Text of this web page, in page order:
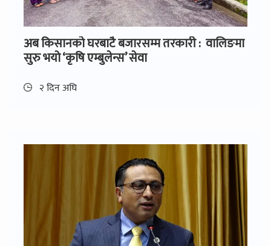
अब किसानको घरबाटै बजारसम्म तरकारी : वालिङमा
सुरु भयो ‘कृषि एम्बुलेन्स’ सेवा
२ दिन अघि